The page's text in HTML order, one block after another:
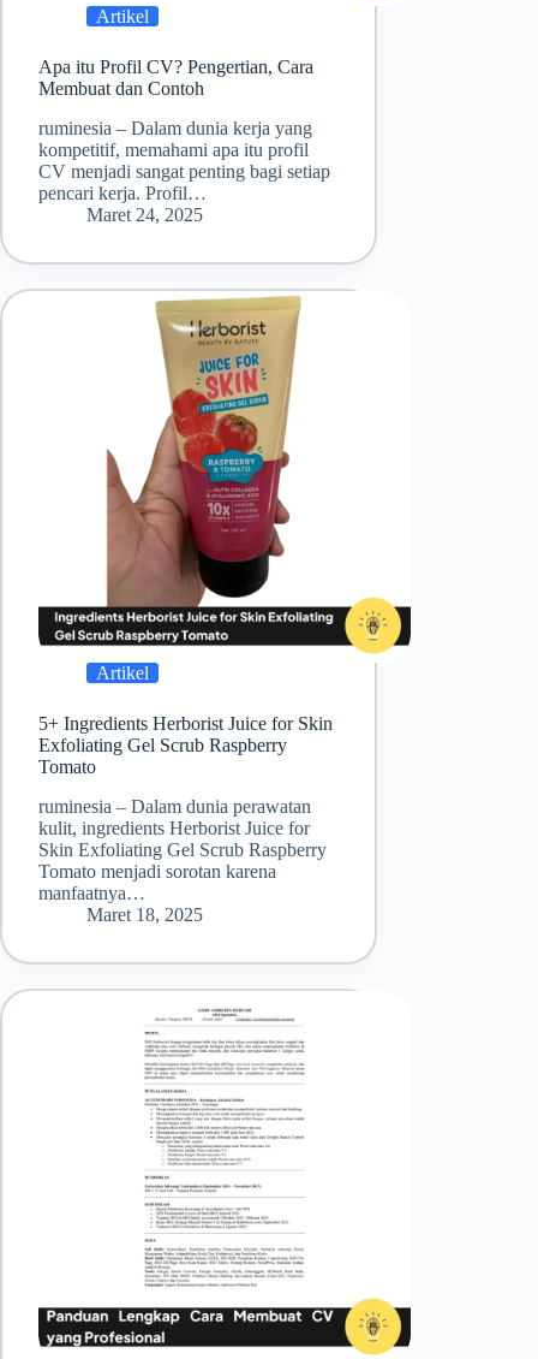
Artikel
Apa itu Profil CV? Pengertian, Cara
Membuat dan Contoh
ruminesia – Dalam dunia kerja yang
kompetitif, memahami apa itu profil
CV menjadi sangat penting bagi setiap
pencari kerja. Profil…
Maret 24, 2025
Artikel
5+ Ingredients Herborist Juice for Skin
Exfoliating Gel Scrub Raspberry
Tomato
ruminesia – Dalam dunia perawatan
kulit, ingredients Herborist Juice for
Skin Exfoliating Gel Scrub Raspberry
Tomato menjadi sorotan karena
manfaatnya…
Maret 18, 2025